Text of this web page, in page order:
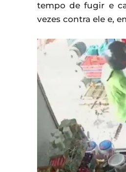
tempo de fugir e
vezes contra ele e,